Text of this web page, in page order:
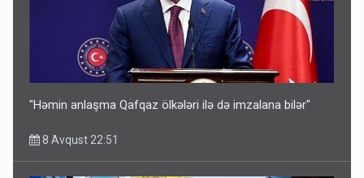
"Həmin anlaşma Qafqaz ölkələri ilə də imzalana bilər"
8 Avqust 22:51